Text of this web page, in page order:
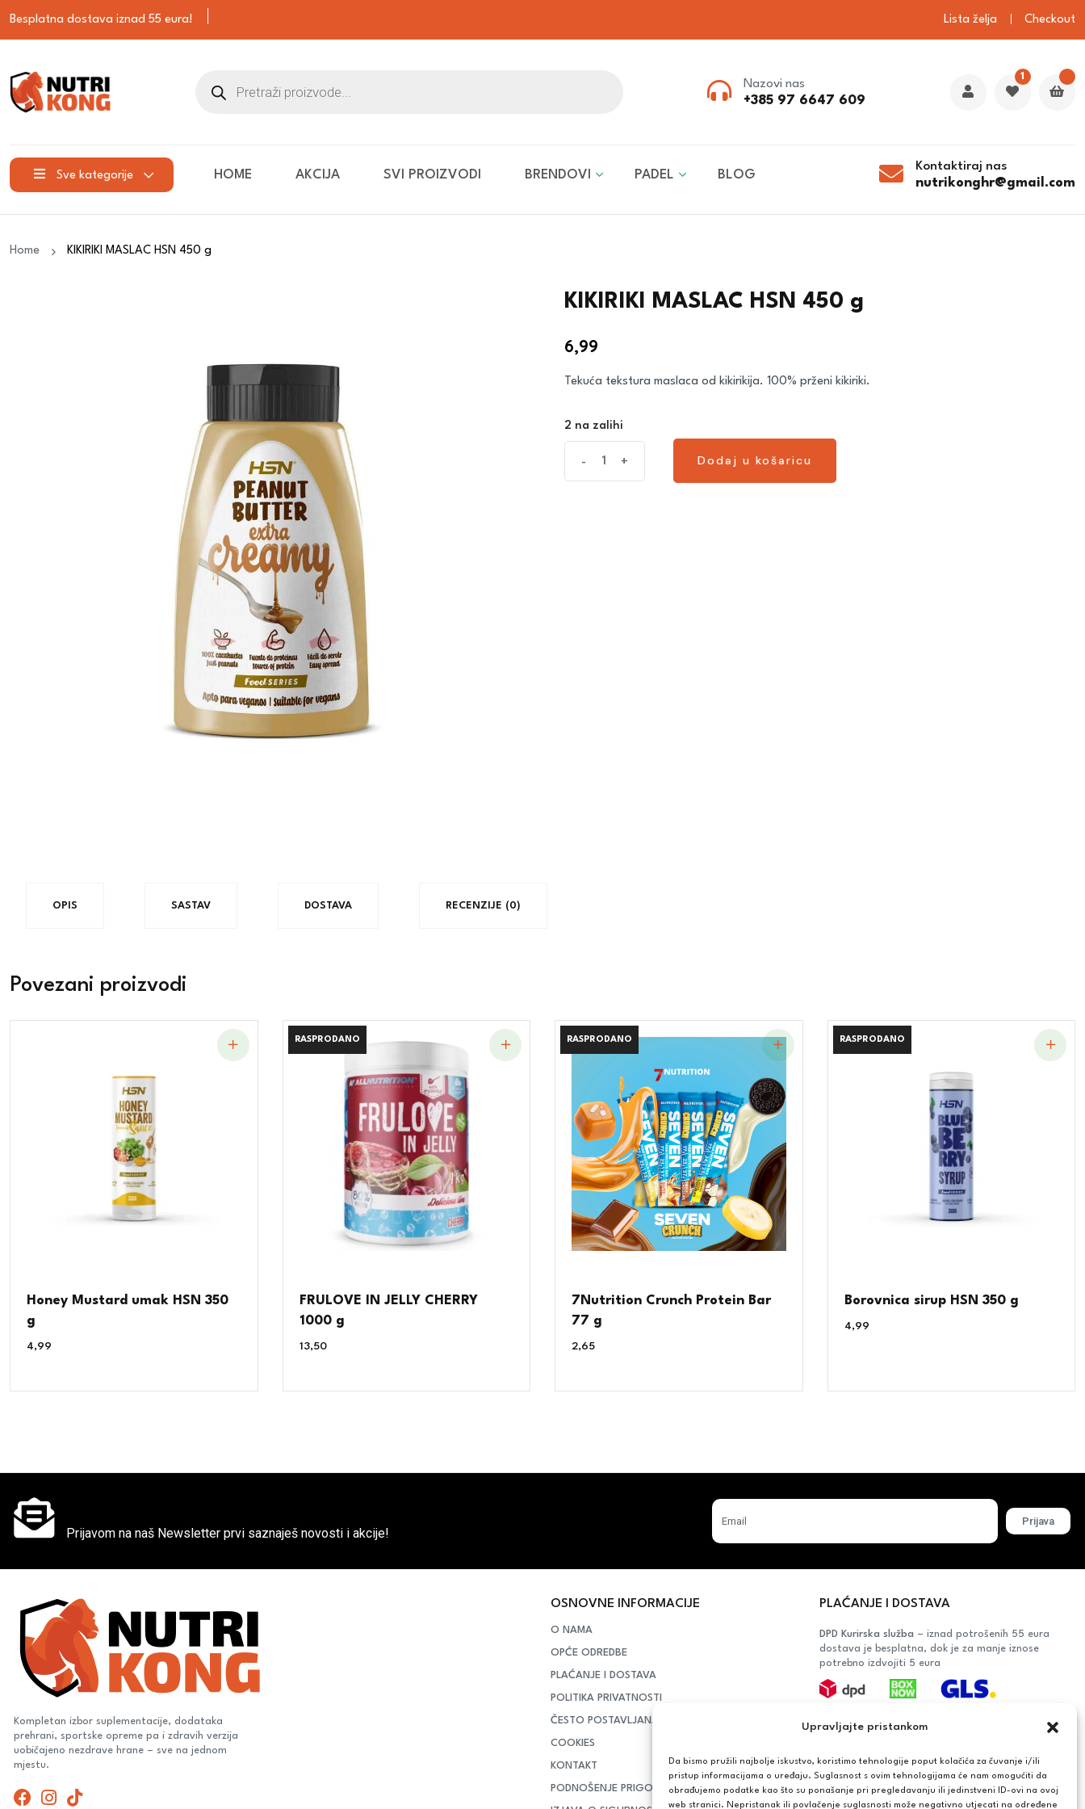
Upravljajte pristankom
Da bismo pružili najbolje iskustvo, koristimo tehnologije poput kolačića za čuvanje i/ili
pristup informacijama o uređaju. Suglasnost s ovim tehnologijama će nam omogućiti da
obrađujemo podatke kao što su ponašanje pri pregledavanju ili jedinstveni ID-ovi na ovoj
web stranici. Nepristanak ili povlačenje suglasnosti može negativno utjecati na određene
Besplatna dostava iznad 55 eura! Lista želja Checkout
Nazovi nas
+385 97 6647 609
1
Sve kategorije HOME AKCIJA SVI PROIZVODI BRENDOVI PADEL BLOG
Kontaktiraj nas
nutrikonghr@gmail.com
Home KIKIRIKI MASLAC HSN 450 g
KIKIRIKI MASLAC HSN 450 g
6,99
Tekuća tekstura maslaca od kikirikija. 100% prženi kikiriki.
2 na zalihi
- +
Dodaj u košaricu
OPIS SASTAV DOSTAVA RECENZIJE (0)
Povezani proizvodi
Honey Mustard umak HSN 350
g
4,99
RASPRODANO
RASPRODANO
FRULOVE IN JELLY CHERRY
1000 g
13,50
RASPRODANO
RASPRODANO
7Nutrition Crunch Protein Bar
77 g
2,65
RASPRODANO
RASPRODANO
Borovnica sirup HSN 350 g
4,99
Prijavom na naš Newsletter prvi saznaješ novosti i akcije!
Prijava
Kompletan izbor suplementacije, dodataka
prehrani, sportske opreme pa i zdravih verzija
uobičajeno nezdrave hrane – sve na jednom
mjestu.
OSNOVNE INFORMACIJE
O NAMA
OPĆE ODREDBE
PLAĆANJE I DOSTAVA
POLITIKA PRIVATNOSTI
ČESTO POSTAVLJANA PITANJA
COOKIES
KONTAKT
PODNOŠENJE PRIGOVORA POTROŠAČA
PLAĆANJE I DOSTAVA
DPD Kurirska služba – iznad potrošenih 55 eura
dostava je besplatna, dok je za manje iznose
potrebno izdvojiti 5 eura
Bankovna transakcija, plaćanje prilikom